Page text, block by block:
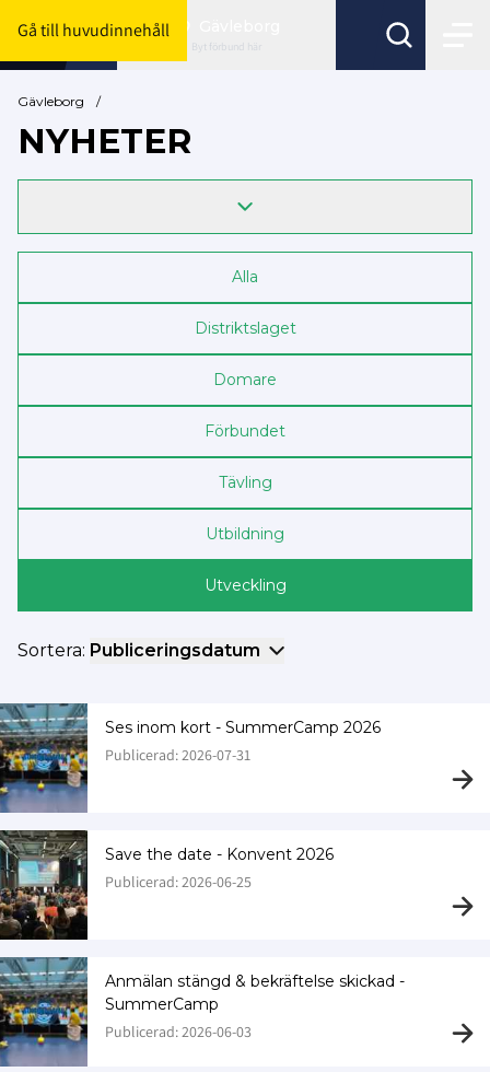
Gå till huvudinnehåll
Byt förbund här
Gävleborg /
NYHETER
Alla
Distriktslaget
Domare
Förbundet
Tävling
Utbildning
Utveckling
Sortera: Publiceringsdatum
Ses inom kort - SummerCamp 2026
Publicerad: 2026-07-31
Save the date - Konvent 2026
Publicerad: 2026-06-25
Anmälan stängd & bekräftelse skickad -
SummerCamp
Publicerad: 2026-06-03